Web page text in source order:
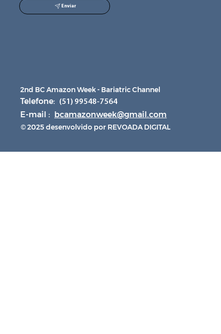
Enviar
2nd BC Amazon Week - Bariatric Channel
Telefone: (51) 99548-7564
E-mail : bcamazonweek@gmail.com
© 2025 desenvolvido por REVOADA DIGITAL